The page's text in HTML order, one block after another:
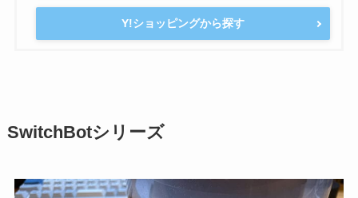
Y!ショッピングから探す
SwitchBotシリーズ